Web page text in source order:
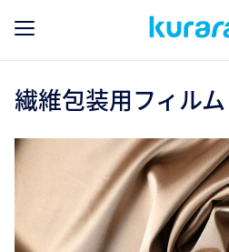
繊維包装用フィルム